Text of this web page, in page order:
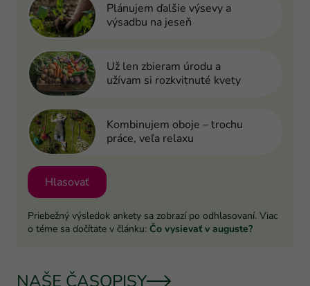
Plánujem ďalšie výsevy a
výsadbu na jeseň
Už len zbieram úrodu a
užívam si rozkvitnuté kvety
Kombinujem oboje – trochu
práce, veľa relaxu
Hlasovať
Priebežný výsledok ankety sa zobrazí po odhlasovaní. Viac
o téme sa dočítate v článku: Čo vysievať v auguste?
NAŠE ČASOPISY